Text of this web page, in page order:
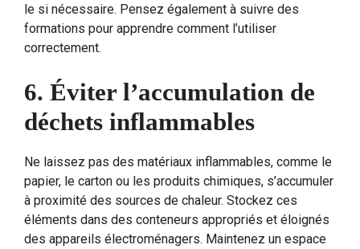
le si nécessaire. Pensez également à suivre des
formations pour apprendre comment l’utiliser
correctement.
6. Éviter l’accumulation de
déchets inflammables
Ne laissez pas des matériaux inflammables, comme le
papier, le carton ou les produits chimiques, s’accumuler
à proximité des sources de chaleur. Stockez ces
éléments dans des conteneurs appropriés et éloignés
des appareils électroménagers. Maintenez un espace